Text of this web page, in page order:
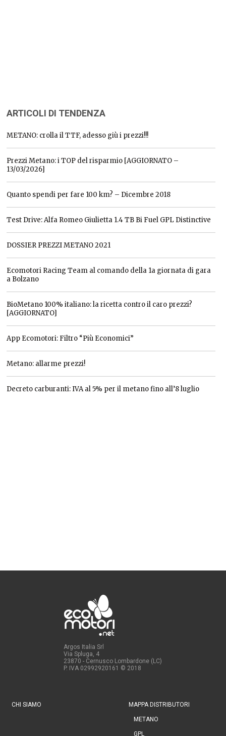
ARTICOLI DI TENDENZA
METANO: crolla il TTF, adesso giù i prezzi!!!
Prezzi Metano: i TOP del risparmio [AGGIORNATO –
13/03/2026]
Quanto spendi per fare 100 km? – Dicembre 2018
Test Drive: Alfa Romeo Giulietta 1.4 TB Bi Fuel GPL Distinctive
DOSSIER PREZZI METANO 2021
Ecomotori Racing Team al comando della 1a giornata di gara
a Bolzano
BioMetano 100% italiano: la ricetta contro il caro prezzi?
[AGGIORNATO]
App Ecomotori: Filtro “Più Economici”
Metano: allarme prezzi!
Decreto carburanti: IVA al 5% per il metano fino all’8 luglio
Argos Italia Srl
Via Spluga, 4
23870 - Cernusco Lombardone (LC)
P. IVA 02992920161 © 2018
CHI SIAMO MAPPA DISTRIBUTORI
METANO
GPL